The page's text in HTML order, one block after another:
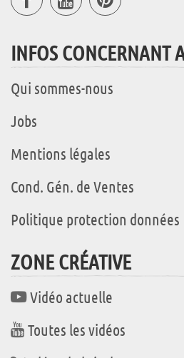
INFOS CONCERNANT
Qui sommes-nous
Jobs
Mentions légales
Cond. Gén. de Ventes
Politique protection données
ZONE CRÉATIVE
Vidéo actuelle
Toutes les vidéos